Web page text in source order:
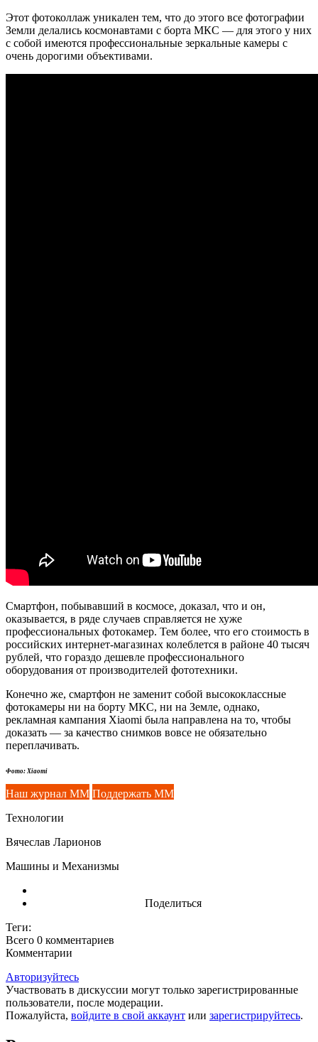
Этот фотоколлаж уникален тем, что до этого все фотографии
Земли делались космонавтами с борта МКС — для этого у них
с собой имеются профессиональные зеркальные камеры с
очень дорогими объективами.
Смартфон, побывавший в космосе, доказал, что и он,
оказывается, в ряде случаев справляется не хуже
профессиональных фотокамер. Тем более, что его стоимость в
российских интернет-магазинах колеблется в районе 40 тысяч
рублей, что гораздо дешевле профессионального
оборудования от производителей фототехники.
Конечно же, смартфон не заменит собой высококлассные
фотокамеры ни на борту МКС, ни на Земле, однако,
рекламная кампания Xiaomi была направлена на то, чтобы
доказать — за качество снимков вовсе не обязательно
переплачивать.
Фото: Xiaomi
Наш журнал ММ Поддержать ММ
Технологии
Вячеслав Ларионов
Машины и Механизмы
Поделиться
Теги:
Всего 0 комментариев
Комментарии
Авторизуйтесь
Участвовать в дискуссии могут только зарегистрированные
пользователи, после модерации.
Пожалуйста, войдите в свой аккаунт или зарегистрируйтесь.